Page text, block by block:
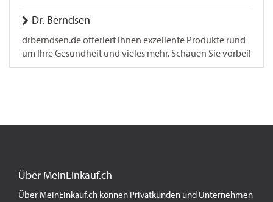
Dr. Berndsen
drberndsen.de offeriert Ihnen exzellente Produkte rund
um Ihre Gesundheit und vieles mehr. Schauen Sie vorbei!
Über MeinEinkauf.ch
Über MeinEinkauf.ch können Privatkunden und Unternehmen